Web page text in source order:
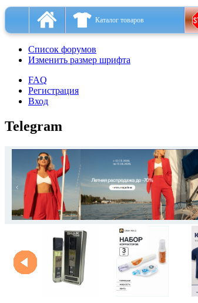
Каталог товаров
Список форумов
Изменить размер шрифта
FAQ
Регистрация
Вход
Telegram